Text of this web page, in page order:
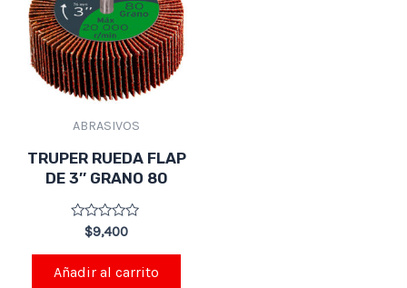
ABRASIVOS
TRUPER RUEDA FLAP
DE 3″ GRANO 80
Valorado
0
de
5
$9,400
Añadir al carrito